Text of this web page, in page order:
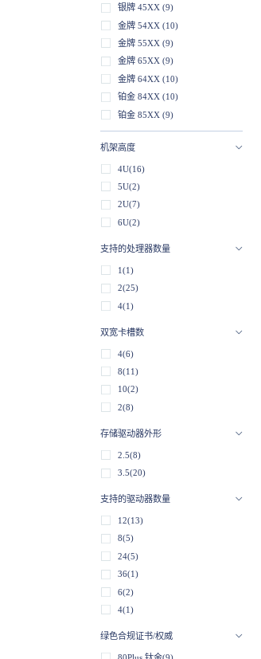
银牌 45XX (9)
金牌 54XX (10)
金牌 55XX (9)
金牌 65XX (9)
金牌 64XX (10)
铂金 84XX (10)
铂金 85XX (9)
65XX / 67XX (2)
9005系列 (1)
机架高度
4U(16)
5U(2)
2U(7)
6U(2)
支持的处理器数量
1(1)
2(25)
4(1)
双宽卡槽数
4(6)
8(11)
10(2)
2(8)
存储驱动器外形
2.5(8)
3.5(20)
支持的驱动器数量
12(13)
8(5)
24(5)
36(1)
6(2)
4(1)
绿色合规证书/权威